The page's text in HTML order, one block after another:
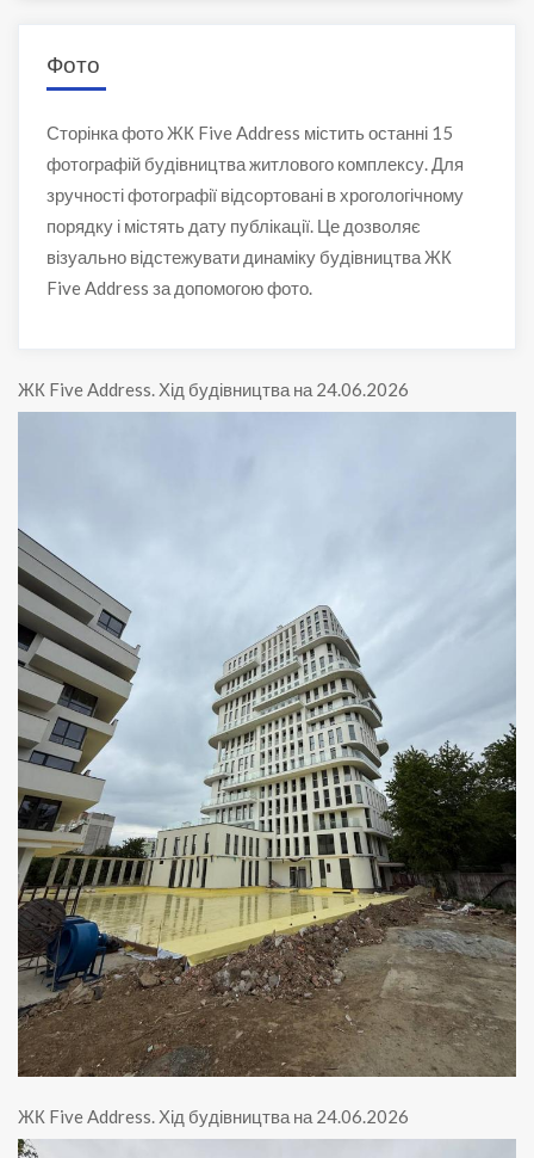
Фото
Сторінка фото ЖК Five Address містить останні 15
фотографій будівництва житлового комплексу. Для
зручності фотографії відсортовані в хрогологічному
порядку і містять дату публікації. Це дозволяє
візуально відстежувати динаміку будівництва ЖК
Five Address за допомогою фото.
ЖК Five Address. Хід будівництва на 24.06.2026
ЖК Five Address. Хід будівництва на 24.06.2026